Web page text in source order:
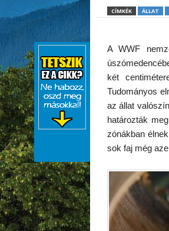
CÍMKÉK ÁLLAT
A WWF
két
Tudományos
az állat
határozták
zónákban
sok faj még